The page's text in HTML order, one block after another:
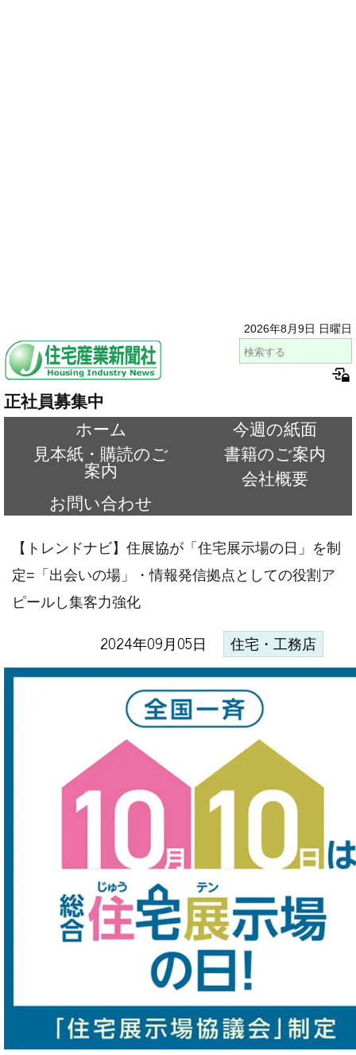
2026年8月9日 日曜日
正社員募集中
ホーム
今週の紙面
見本紙・購読のご
案内
書籍のご案内
会社概要
お問い合わせ
【トレンドナビ】住展協が「住宅展示場の日」を制
定=「出会いの場」・情報発信拠点としての役割ア
ピールし集客力強化
2024年09月05日 住宅・工務店